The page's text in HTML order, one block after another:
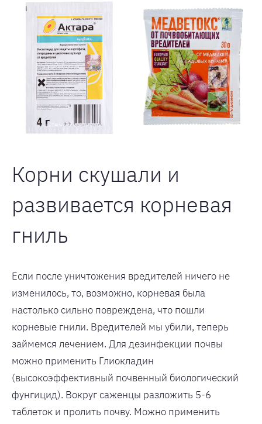
Корни скушали и
развивается корневая
гниль
Если после уничтожения вредителей ничего не
изменилось, то, возможно, корневая была
настолько сильно повреждена, что пошли
корневые гнили. Вредителей мы убили, теперь
займемся лечением. Для дезинфекции почвы
можно применить Глиокладин
(высокоэффективный почвенный биологический
фунгицид). Вокруг саженцы разложить 5-6
таблеток и пролить почву. Можно применить